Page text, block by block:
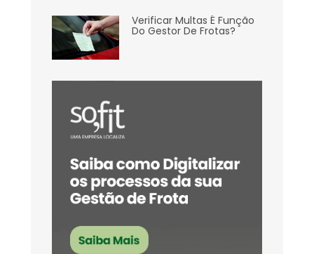
Verificar Multas É Função
Do Gestor De Frotas?